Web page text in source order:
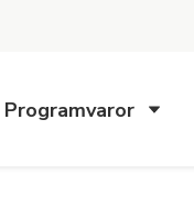
Programvaror